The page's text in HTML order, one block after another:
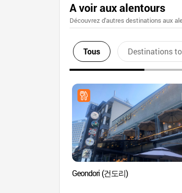
A voir aux alentours
Découvrez d'autres destinations aux
Tous Destinations
Geondori (건도리)